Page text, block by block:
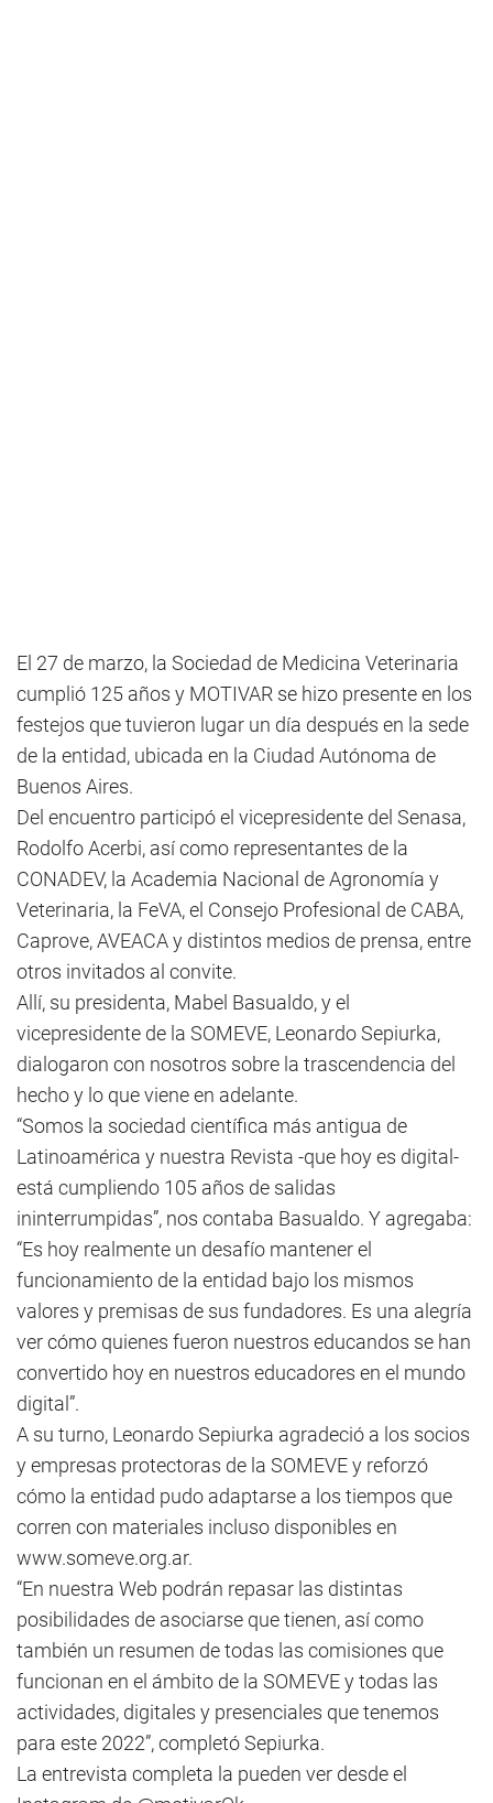
El 27 de marzo, la Sociedad de Medicina Veterinaria
cumplió 125 años y MOTIVAR se hizo presente en los
festejos que tuvieron lugar un día después en la sede
de la entidad, ubicada en la Ciudad Autónoma de
Buenos Aires.
Del encuentro participó el vicepresidente del Senasa,
Rodolfo Acerbi, así como representantes de la
CONADEV, la Academia Nacional de Agronomía y
Veterinaria, la FeVA, el Consejo Profesional de CABA,
Caprove, AVEACA y distintos medios de prensa, entre
otros invitados al convite.
Allí, su presidenta, Mabel Basualdo, y el
vicepresidente de la SOMEVE, Leonardo Sepiurka,
dialogaron con nosotros sobre la trascendencia del
hecho y lo que viene en adelante.
“Somos la sociedad científica más antigua de
Latinoamérica y nuestra Revista -que hoy es digital-
está cumpliendo 105 años de salidas
ininterrumpidas”, nos contaba Basualdo. Y agregaba:
“Es hoy realmente un desafío mantener el
funcionamiento de la entidad bajo los mismos
valores y premisas de sus fundadores. Es una alegría
ver cómo quienes fueron nuestros educandos se han
convertido hoy en nuestros educadores en el mundo
digital”.
A su turno, Leonardo Sepiurka agradeció a los socios
y empresas protectoras de la SOMEVE y reforzó
cómo la entidad pudo adaptarse a los tiempos que
corren con materiales incluso disponibles en
www.someve.org.ar.
“En nuestra Web podrán repasar las distintas
posibilidades de asociarse que tienen, así como
también un resumen de todas las comisiones que
funcionan en el ámbito de la SOMEVE y todas las
actividades, digitales y presenciales que tenemos
para este 2022”, completó Sepiurka.
La entrevista completa la pueden ver desde el